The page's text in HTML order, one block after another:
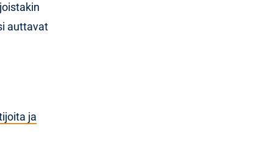
auttavat
ja